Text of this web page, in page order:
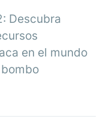
Descubra
en el mundo